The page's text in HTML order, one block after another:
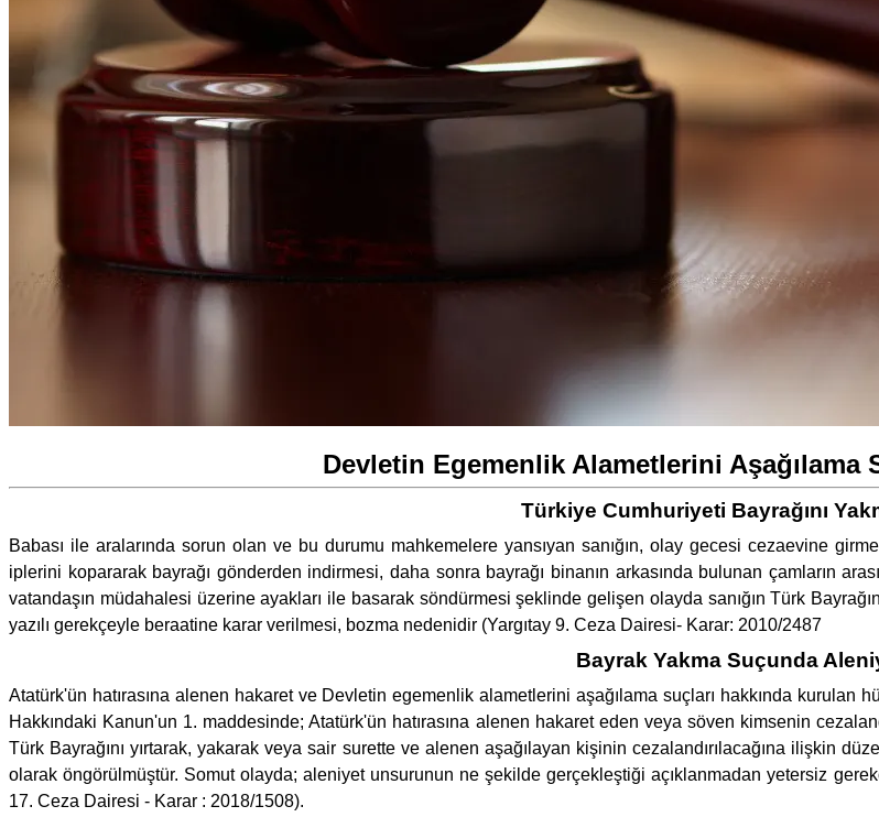
Devletin Egemenlik Alametlerini Aşağılama
Türkiye Cumhuriyeti Bayrağını
Babası ile aralarında sorun olan ve bu durumu mahkemelere yansıyan sanığın, olay gecesi cezaevine
iplerini kopararak bayrağı gönderden indirmesi, daha sonra bayrağı binanın arkasında bulunan çamların
vatandaşın müdahalesi üzerine ayakları ile basarak söndürmesi şeklinde gelişen olayda sanığın Türk
yazılı gerekçeyle beraatine karar verilmesi, bozma nedenidir (Yargıtay 9. Ceza Dairesi- Karar: 2010/2487
Bayrak Yakma Suçunda
Atatürk'ün hatırasına alenen hakaret ve Devletin egemenlik alametlerini aşağılama suçları hakkında kurulan
Hakkındaki Kanun'un 1. maddesinde; Atatürk'ün hatırasına alenen hakaret eden veya söven kimsenin
Türk Bayrağını yırtarak, yakarak veya sair surette ve alenen aşağılayan kişinin cezalandırılacağına ilişkin
olarak öngörülmüştür. Somut olayda; aleniyet unsurunun ne şekilde gerçekleştiği açıklanmadan yetersiz
17. Ceza Dairesi - Karar : 2018/1508).